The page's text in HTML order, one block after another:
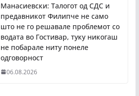
Манасиевски: Талогот од СДС и
предавникот Филипче не само
што не го решавале проблемот со
водата во Гостивар, туку никогаш
не побарале ниту понеле
одговорност
06.08.2026